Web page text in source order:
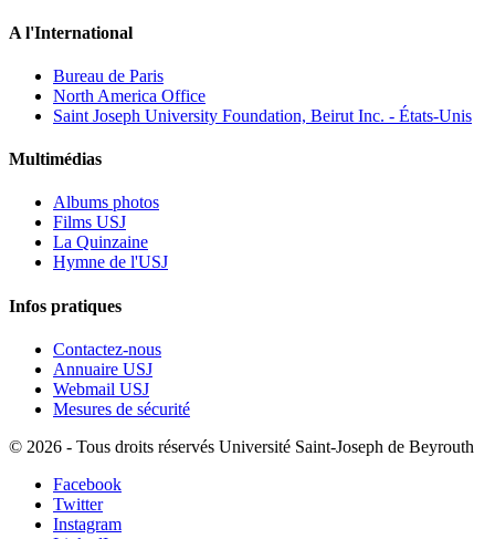
A l'International
Bureau de Paris
North America Office
Saint Joseph University Foundation, Beirut Inc. - États-Unis
Multimédias
Albums photos
Films USJ
La Quinzaine
Hymne de l'USJ
Infos pratiques
Contactez-nous
Annuaire USJ
Webmail USJ
Mesures de sécurité
© 2026 - Tous droits réservés Université Saint-Joseph de Beyrouth
Facebook
Twitter
Instagram